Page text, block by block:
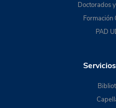
Doctorados
Formación
PAD